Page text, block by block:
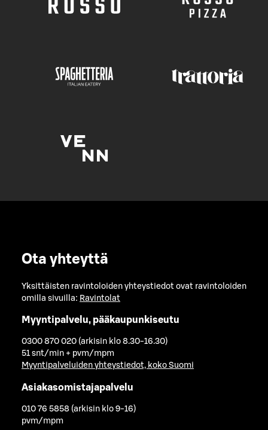
Ota yhteyttä
Yksittäisten ravintoloiden yhteystiedot ovat ravintoloiden
omilla sivuilla: Ravintolat
Myyntipalvelu, pääkaupunkiseutu
0300 870 020 (arkisin klo 8.30-16.30)
51 snt/min + pvm/mpm
Myyntipalveluiden yhteystiedot, koko Suomi
Asiakasomistajapalvelu
010 76 5858 (arkisin klo 9-16)
pvm/mpm